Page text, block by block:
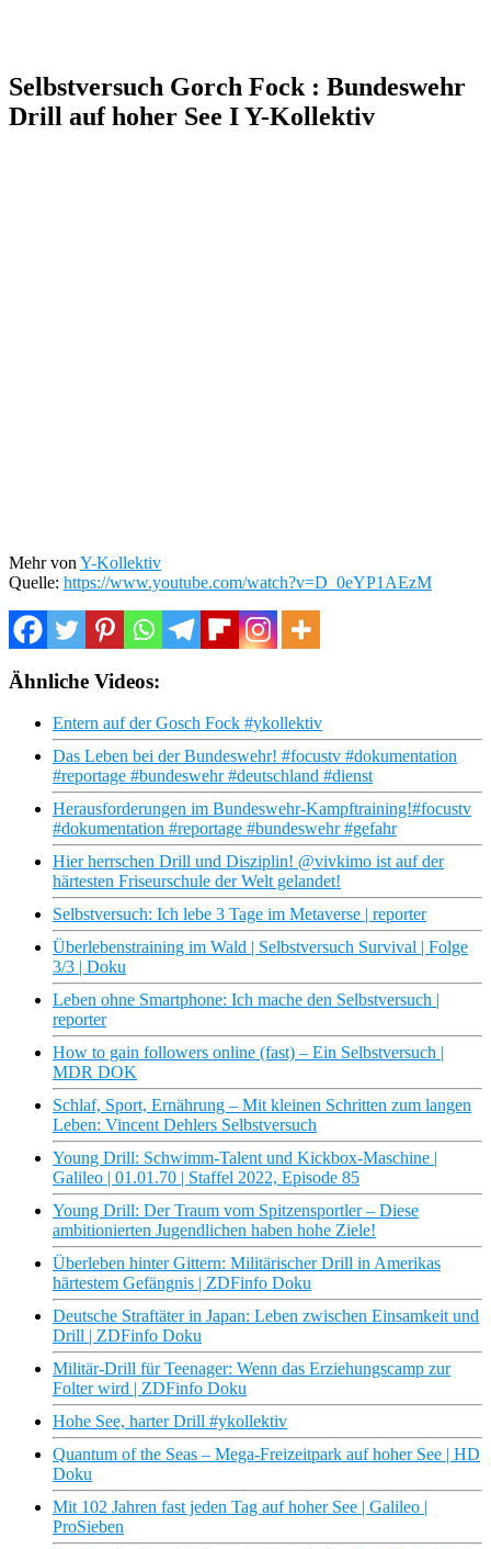
Selbstversuch Gorch Fock : Bundeswehr
Drill auf hoher See I Y-Kollektiv
Mehr von Y-Kollektiv
Quelle: https://www.youtube.com/watch?v=D_0eYP1AEzM
Ähnliche Videos:
Entern auf der Gosch Fock #ykollektiv
Das Leben bei der Bundeswehr! #focustv #dokumentation
#reportage #bundeswehr #deutschland #dienst
Herausforderungen im Bundeswehr-Kampftraining!#focustv
#dokumentation #reportage #bundeswehr #gefahr
Hier herrschen Drill und Disziplin! @vivkimo ist auf der
härtesten Friseurschule der Welt gelandet!
Selbstversuch: Ich lebe 3 Tage im Metaverse | reporter
Überlebenstraining im Wald | Selbstversuch Survival | Folge
3/3 | Doku
Leben ohne Smartphone: Ich mache den Selbstversuch |
reporter
How to gain followers online (fast) – Ein Selbstversuch |
MDR DOK
Schlaf, Sport, Ernährung – Mit kleinen Schritten zum langen
Leben: Vincent Dehlers Selbstversuch
Young Drill: Schwimm-Talent und Kickbox-Maschine |
Galileo | 01.01.70 | Staffel 2022, Episode 85
Young Drill: Der Traum vom Spitzensportler – Diese
ambitionierten Jugendlichen haben hohe Ziele!
Überleben hinter Gittern: Militärischer Drill in Amerikas
härtestem Gefängnis | ZDFinfo Doku
Deutsche Straftäter in Japan: Leben zwischen Einsamkeit und
Drill | ZDFinfo Doku
Militär-Drill für Teenager: Wenn das Erziehungscamp zur
Folter wird | ZDFinfo Doku
Hohe See, harter Drill #ykollektiv
Quantum of the Seas – Mega-Freizeitpark auf hoher See | HD
Doku
Mit 102 Jahren fast jeden Tag auf hoher See | Galileo |
ProSieben